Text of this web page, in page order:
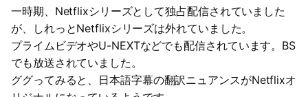
一時期、Netflixシリーズとして独占配信されていました
が、しれっとNetflixシリーズは外れていました。
プライムビデオやU-NEXTなどでも配信されています。BS
でも放送されていました。
ググってみると、日本語字幕の翻訳ニュアンスがNetflixオ